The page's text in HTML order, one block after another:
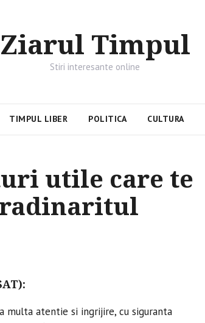
Ziarul Timpul
Stiri interesante online
TIMPUL LIBER POLITICA CULTURA
utile care te
multa atentie si ingrijire, cu siguranta